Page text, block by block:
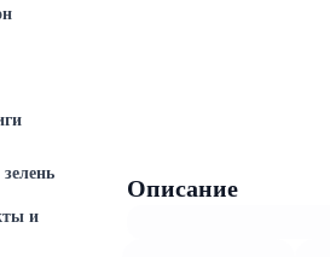
и
Описание